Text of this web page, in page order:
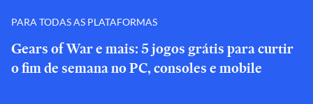
PARA TODAS AS PLATAFORMAS
Gears of War e mais: 5 jogos grátis para curtir
o fim de semana no PC, consoles e mobile